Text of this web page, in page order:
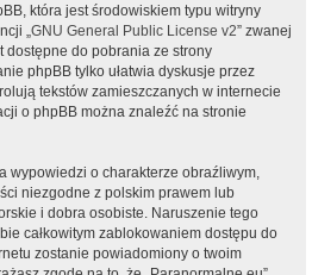
która jest środowiskiem typu witryny
„GNU General Public License v2” zwanej
dostępne do pobrania ze strony
phpBB tylko ułatwia dyskusje przez
tekstów zamieszczanych w internecie
o phpBB można znaleźć na stronie
wypowiedzi o charakterze obraźliwym,
niezgodne z polskim prawem lub
i dobra osobiste. Naruszenie tego
całkowitym zablokowaniem dostępu do
zostanie powiadomiony o twoim